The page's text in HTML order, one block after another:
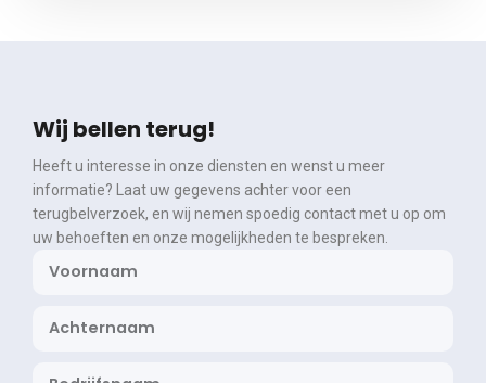
Wij bellen terug!
Heeft u interesse in onze diensten en wenst u meer
informatie? Laat uw gegevens achter voor een
terugbelverzoek, en wij nemen spoedig contact met u op om
uw behoeften en onze mogelijkheden te bespreken.